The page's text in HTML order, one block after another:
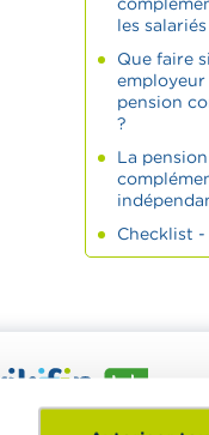
les salariés
Que faire
employeur
pension
?
La pension
Checklist -